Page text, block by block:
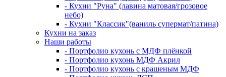
- Кухни "Руна" (лавина матовая/грозовое
небо)
- Кухни "Классик"(ваниль супермат/патина)
Кухни на заказ
Наши работы
- Портфолио кухонь с МДФ плёнкой
- Портфолио кухонь МДФ Акрил
- Портфолио кухонь с крашеным МДФ